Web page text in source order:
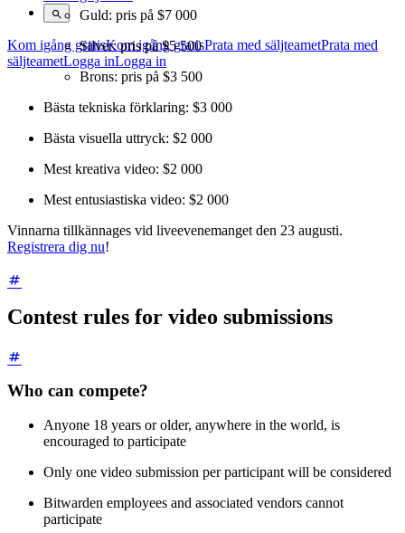
Kom igång gratisKom igång gratisPrata med säljteametPrata med
säljteametLogga inLogga in
Guld: pris på $7 000
Silver: pris på $5 500
Brons: pris på $3 500
Bästa tekniska förklaring: $3 000
Bästa visuella uttryck: $2 000
Mest kreativa video: $2 000
Mest entusiastiska video: $2 000
Vinnarna tillkännages vid liveevenemanget den 23 augusti.
Registrera dig nu!
Contest rules for video submissions
Who can compete?
Anyone 18 years or older, anywhere in the world, is
encouraged to participate
Only one video submission per participant will be considered
Bitwarden employees and associated vendors cannot
participate